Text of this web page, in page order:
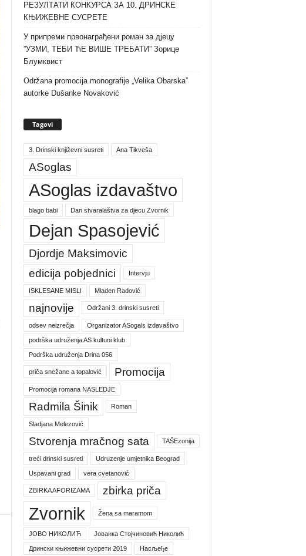
РЕЗУЛТАТИ КОНКУРСА ЗА 10. ДРИНСКЕ
КЊИЖЕВНЕ СУСРЕТЕ
У припреми првонаграђени роман за дјецу
”УЗМИ, ТЕБИ ЋЕ ВИШЕ ТРЕБАТИ” Зорице
Блумквист
Održana promocija monografije „Velika Obarska”
autorke Dušanke Novaković
Tagovi
3. Drinski književni susreti Ana Tikveša
ASoglas
ASoglas izdavaštvo
blago babi Dan stvaralaštva za djecu Zvornik
Dejan Spasojević
Djordje Maksimovic
edicija pobjednici
Intervju
ISKLESANE MISLI Mladen Radović
najnovije Održani 3. drinski susreti
odsev neizrečja Organizator ASogals izdavaštvo
podrška udruženja AS kultuni klub
Podrška udruženja Drina 056
priča snežane a topalović Promocija
Promocija romana NASLEDJE
Radmila Šinik Roman
Sladjana Melezović
Stvorenja mračnog sata TAŠEzonija
treći drinski susreti Udruzenje umjetnika Beograd
Uspavani grad vera cvetanović
ZBIRKA AFORIZAMA zbirka priča
Zvornik Žena sa maramom
ЈОВО НИКОЛИЋ Јованка Стојчиновић Николић
Дрински књижевни сусрети 2019 Насљеђе